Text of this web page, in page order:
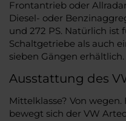
Frontantrieb oder
Diesel- oder
und 272 PS. Natürlich ist
Schaltgetriebe als auch
sieben Gängen erhältlich.
Ausstattung des
Mittelklasse? Von
bewegt sich der VW